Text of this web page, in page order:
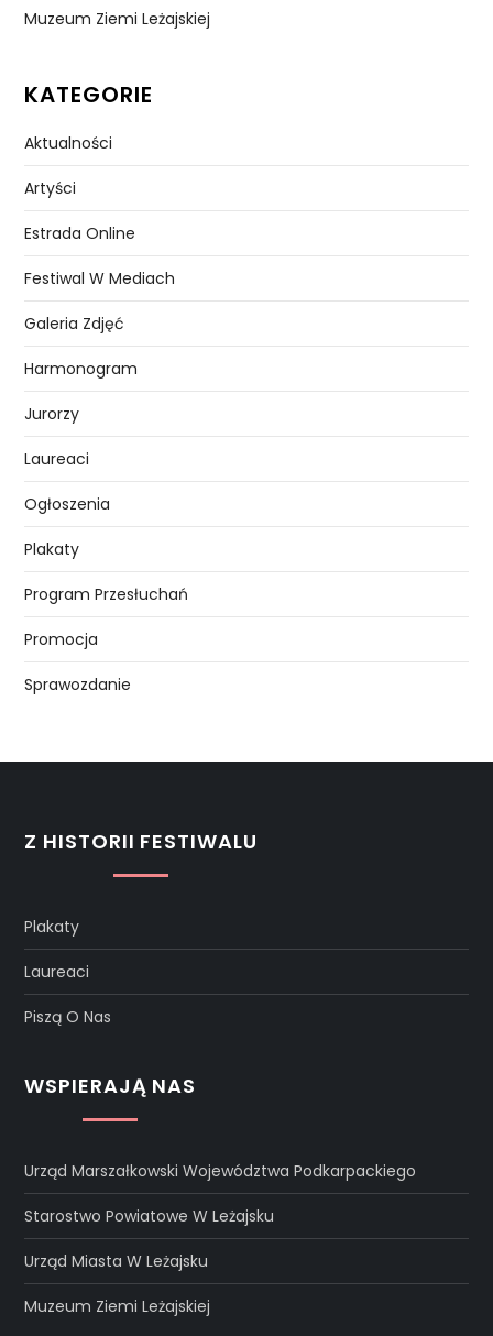
Muzeum Ziemi Leżajskiej
KATEGORIE
Aktualności
Artyści
Estrada Online
Festiwal W Mediach
Galeria Zdjęć
Harmonogram
Jurorzy
Laureaci
Ogłoszenia
Plakaty
Program Przesłuchań
Promocja
Sprawozdanie
Z HISTORII FESTIWALU
Plakaty
Laureaci
Piszą O Nas
WSPIERAJĄ NAS
Urząd Marszałkowski Województwa Podkarpackiego
Starostwo Powiatowe W Leżajsku
Urząd Miasta W Leżajsku
Muzeum Ziemi Leżajskiej